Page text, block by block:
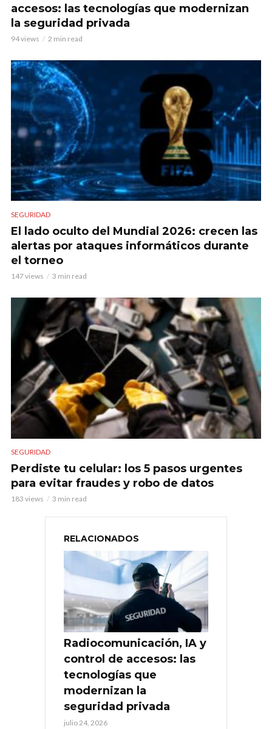
accesos: las tecnologías que modernizan
la seguridad privada
94 views 2 min read
SEGURIDAD
El lado oculto del Mundial 2026: crecen las
alertas por ataques informáticos durante
el torneo
147 views 3 min read
SEGURIDAD
Perdiste tu celular: los 5 pasos urgentes
para evitar fraudes y robo de datos
183 views 3 min read
RELACIONADOS
Radiocomunicación, IA y
control de accesos: las
tecnologías que
modernizan la
seguridad privada
julio 24, 2026